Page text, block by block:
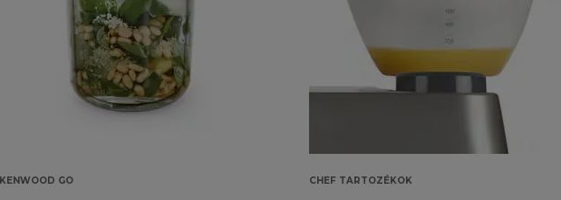
KENWOOD GO CHEF TARTOZÉKOK